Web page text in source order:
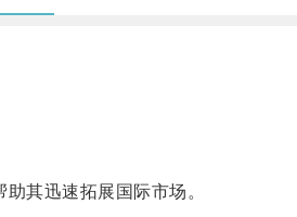
其迅速拓展国际市场。